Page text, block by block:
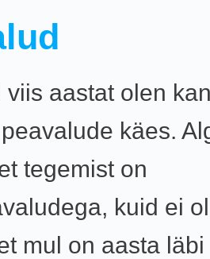
viis aastat olen
käes.
tegemist on
kuid ei
mul on aasta